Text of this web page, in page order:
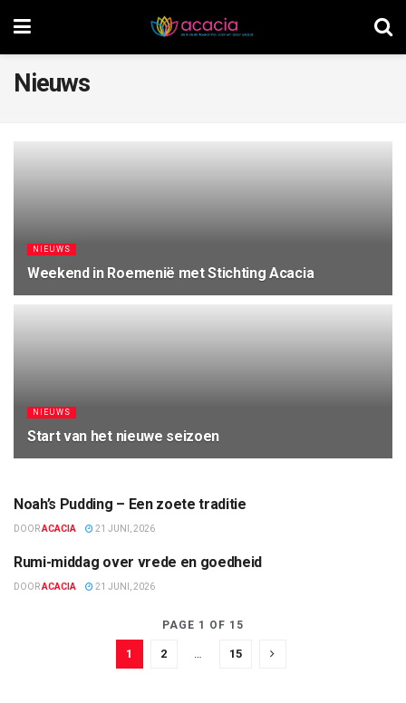
Nieuws
NIEUWS
Weekend in Roemenië met Stichting Acacia
NIEUWS
Start van het nieuwe seizoen
NIEUWS
Noah’s Pudding – Een zoete traditie
DOORACACIA 21 JUNI, 2026
NIEUWS
Rumi-middag over vrede en goedheid
DOORACACIA 21 JUNI, 2026
PAGE 1 OF 15
1 2 … 15